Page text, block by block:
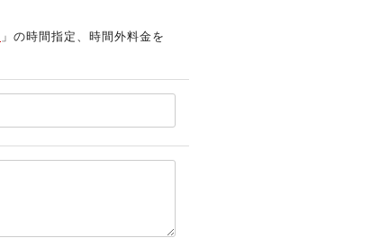
」の時間指定、時間外料金を